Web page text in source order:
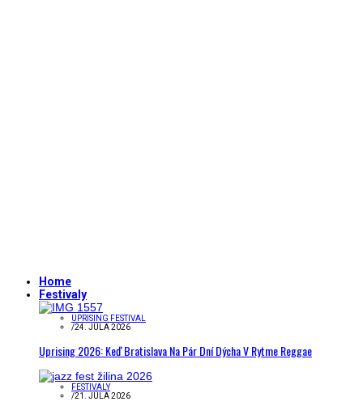
Home
Festivaly
UPRISING FESTIVAL
/24. JÚLA 2026
Uprising 2026: Keď Bratislava Na Pár Dní Dýcha V Rytme Reggae
FESTIVALY
/21. JÚLA 2026